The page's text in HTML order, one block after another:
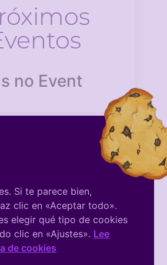
no Event
De La
Si te parece bien,
clic en «Aceptar todo».
elegir qué tipo de cookies
clic en «Ajustes». Lee
de cookies